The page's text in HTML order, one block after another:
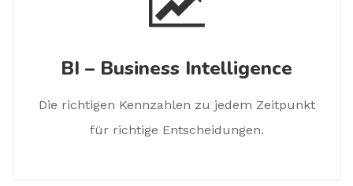
BI – Business Intelligence
Die richtigen Kennzahlen zu jedem Zeitpunkt
für richtige Entscheidungen.